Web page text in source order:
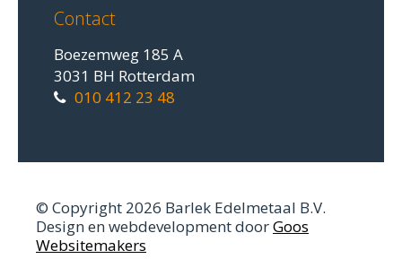
Contact
Boezemweg 185 A
3031 BH Rotterdam
010 412 23 48
© Copyright 2026 Barlek Edelmetaal B.V.
Design en webdevelopment doorGoos
Websitemakers